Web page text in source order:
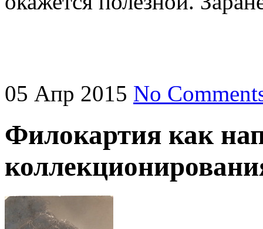
05 Апр 2015 No
Филокартия как